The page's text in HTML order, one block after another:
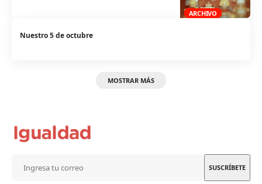
ARCHIVO
Nuestro 5 de octubre
MOSTRAR MÁS